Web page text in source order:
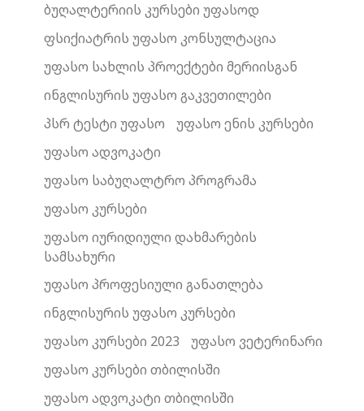
ბუღალტერიის კურსები უფასოდ
ფსიქიატრის უფასო კონსულტაცია
უფასო სახლის პროექტები მერიისგან
ინგლისურის უფასო გაკვეთილები
პსრ ტესტი უფასო
უფასო ენის კურსები
უფასო ადვოკატი
უფასო საბუღალტრო პროგრამა
უფასო კურსები
უფასო იურიდიული დახმარების
სამსახური
უფასო პროფესიული განათლება
ინგლისურის უფასო კურსები
უფასო კურსები 2023
უფასო ვეტერინარი
უფასო კურსები თბილისში
უფასო ადვოკატი თბილისში